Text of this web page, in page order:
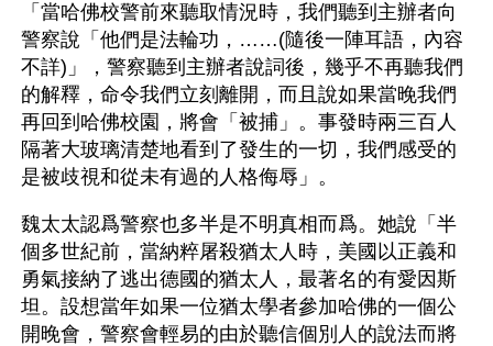
「當哈佛校警前來聽取情況時，我們聽到主辦者向
警察說「他們是法輪功，……(隨後一陣耳語，內容
不詳)」，警察聽到主辦者說詞後，幾乎不再聽我們
的解釋，命令我們立刻離開，而且說如果當晚我們
再回到哈佛校園，將會「被捕」。事發時兩三百人
隔著大玻璃清楚地看到了發生的一切，我們感受的
是被歧視和從未有過的人格侮辱」。
魏太太認爲警察也多半是不明真相而爲。她說「半
個多世紀前，當納粹屠殺猶太人時，美國以正義和
勇氣接納了逃出德國的猶太人，最著名的有愛因斯
坦。設想當年如果一位猶太學者參加哈佛的一個公
開晚會，警察會輕易的由於聽信個別人的說法而將